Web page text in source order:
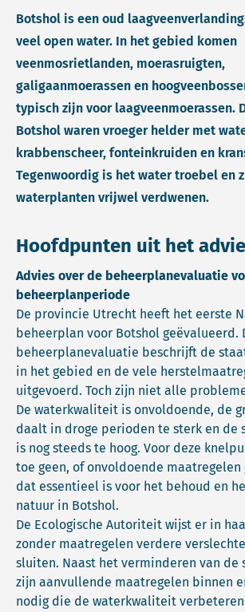
Botshol is een oud
veel open water. In het gebied komen
veenmosrietlanden, moerasruigten,
galigaanmoerassen en
typisch zijn voor laagveenmoerassen.
Botshol waren vroeger helder met
krabbenscheer, fonteinkruiden en
Tegenwoordig is het water troebel en
waterplanten vrijwel verdwenen.
Hoofdpunten uit het
Advies over de beheerplanevaluatie
beheerplanperiode
De provincie Utrecht heeft het eerste
beheerplan voor Botshol geëvalueerd.
beheerplanevaluatie beschrijft de
in het gebied en de vele
uitgevoerd. Toch zijn niet alle
De waterkwaliteit is onvoldoende, de
daalt in droge perioden te sterk en de
is nog steeds te hoog. Voor deze
toe geen, of onvoldoende
dat essentieel is voor het behoud en
natuur in Botshol.
De Ecologische Autoriteit wijst er in
zonder maatregelen verdere
sluiten. Naast het verminderen van
zijn aanvullende maatregelen binnen
nodig die de waterkwaliteit verbeteren